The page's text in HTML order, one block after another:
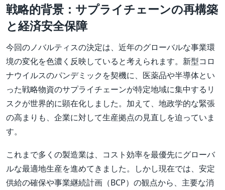
戦略的背景：サプライチェーンの再構築
と経済安全保障
今回のノバルティスの決定は、近年のグローバルな事業環
境の変化を色濃く反映していると考えられます。新型コロ
ナウイルスのパンデミックを契機に、医薬品や半導体とい
った戦略物資のサプライチェーンが特定地域に集中するリ
スクが世界的に顕在化しました。加えて、地政学的な緊張
の高まりも、企業に対して生産拠点の見直しを迫っていま
す。
これまで多くの製造業は、コスト効率を最優先にグローバ
ルな最適地生産を進めてきました。しかし現在では、安定
供給の確保や事業継続計画（BCP）の観点から、主要な消